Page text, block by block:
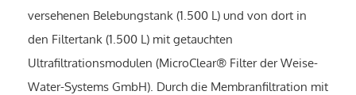
versehenen Belebungstank (1.500 L) und von dort in
den Filtertank (1.500 L) mit getauchten
Ultrafiltrationsmodulen (MicroClear® Filter der Weise-
Water-Systems GmbH). Durch die Membranfiltration mit